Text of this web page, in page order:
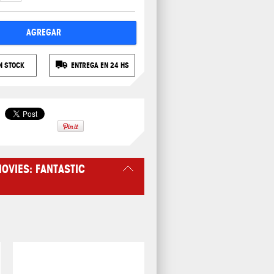
AGREGAR
STOCK ENTREGA EN 24 HS
FANTASTIC